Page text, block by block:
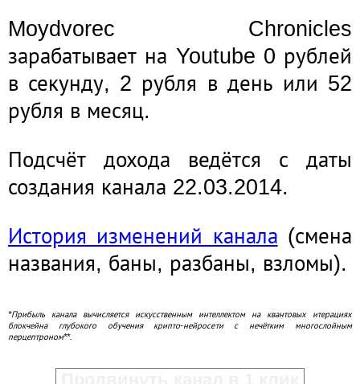
Moydvorec Chronicles
зарабатывает на Youtube 0 рублей
в секунду, 2 рубля в день или 52
рубля в месяц.
Подсчёт дохода ведётся с даты
создания канала 22.03.2014.
История изменений канала (смена
названия, баны, разбаны, взломы).
*Прибыль канала вычисляется искусственным интеллектом на квантовых итерациях
блокчейна глубокого обучения крипто-нейросети с нечётким многослойным
перцептроном**.